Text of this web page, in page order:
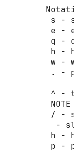
s -
e -
q -
h -
w -
. -
^ -
/ -
-
h -
p -